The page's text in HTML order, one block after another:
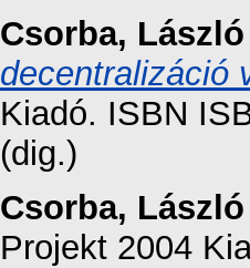
Csorba, László
decentralizáció
Kiadó. ISBN
(dig.)
Csorba, László
Projekt 2004